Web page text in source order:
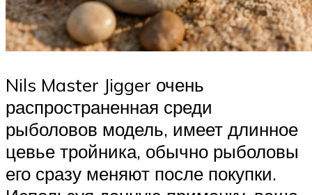
Nils Master Jigger очень
распространенная среди
рыболовов модель, имеет длинное
цевье тройника, обычно рыболовы
его сразу меняют после покупки.